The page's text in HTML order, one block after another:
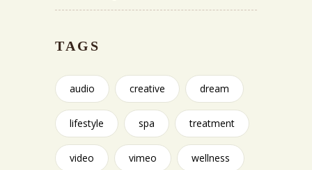
TAGS
audio creative dream
lifestyle spa treatment
video vimeo wellness